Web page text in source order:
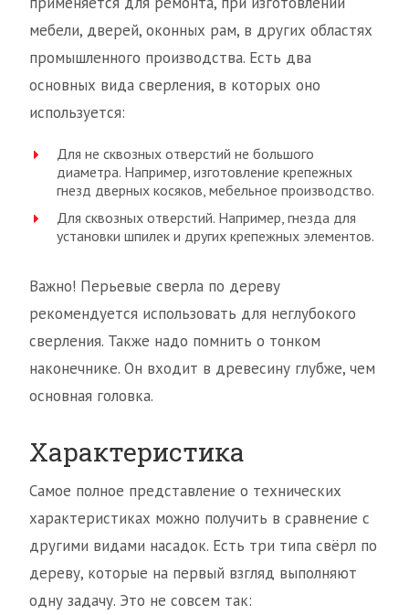
мебели, дверей, оконных рам, в других областях
промышленного производства. Есть два
основных вида сверления, в которых оно
используется:
Для не сквозных отверстий не большого
диаметра. Например, изготовление крепежных
гнезд дверных косяков, мебельное производство.
Для сквозных отверстий. Например, гнезда для
установки шпилек и других крепежных элементов.
Важно! Перьевые сверла по дереву
рекомендуется использовать для неглубокого
сверления. Также надо помнить о тонком
наконечнике. Он входит в древесину глубже, чем
основная головка.
Характеристика
Самое полное представление о технических
характеристиках можно получить в сравнение с
другими видами насадок. Есть три типа свёрл по
дереву, которые на первый взгляд выполняют
одну задачу. Это не совсем так: